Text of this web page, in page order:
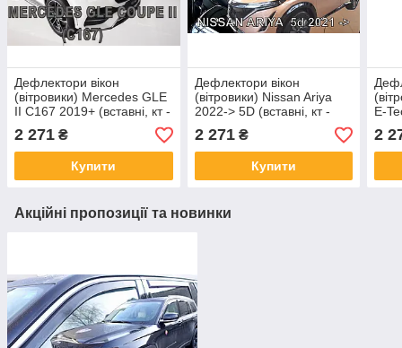
Дефлектори вікон
(вітровики) Mercedes GLE
II C167 2019+ (вставні, кт -
2 271 ₴
Купити
Дефлектори вікон
(вітровики) Nissan Ariya
2022-> 5D (вставні, кт -
2 271₴
Купити
E-
2
Акційні пропозиції та новинки